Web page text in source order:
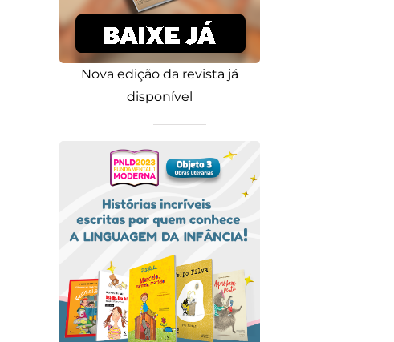
Nova edição da revista já
disponível